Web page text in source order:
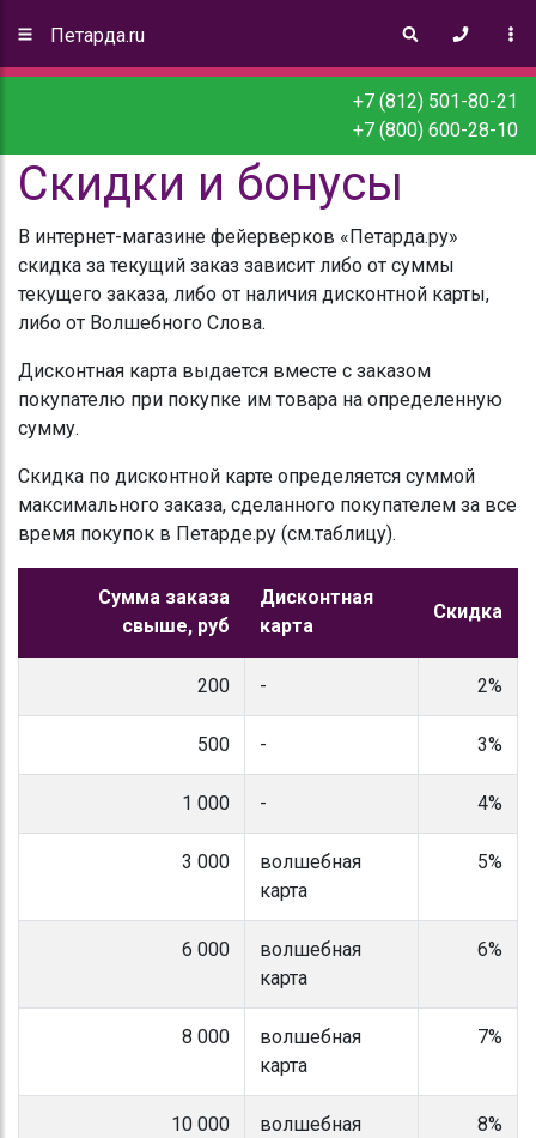
Петарда.ru
+7 (812) 501-80-21
+7 (800) 600-28-10
Скидки и бонусы
В интернет-магазине фейерверков «Петарда.ру»
скидка за текущий заказ зависит либо от суммы
текущего заказа, либо от наличия дисконтной карты,
либо от Волшебного Слова.
Дисконтная карта выдается вместе с заказом
покупателю при покупке им товара на определенную
сумму.
Скидка по дисконтной карте определяется суммой
максимального заказа, сделанного покупателем за все
время покупок в Петарде.ру (см.таблицу).
Сумма заказа
свыше, руб
Дисконтная
карта
Скидка
200 - 2%
500 - 3%
1 000 - 4%
3 000
волшебная
карта
5%
6 000
волшебная
карта
6%
8 000
волшебная
карта
7%
10 000
волшебная
8%